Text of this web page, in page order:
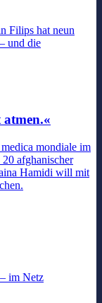
Filips hat neun
und die
mondiale im
afghanischer
Hamidi will mit
im Netz